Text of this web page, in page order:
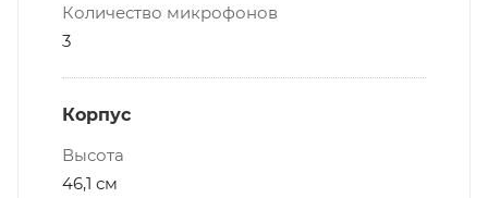
Количество микрофонов
3
Корпус
Высота
46,1 см